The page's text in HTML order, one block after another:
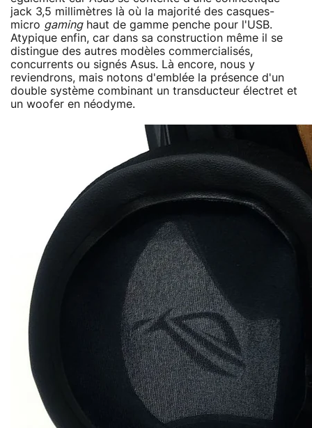
jack 3,5 millimètres là où la majorité des casques-
micro gaminghaut de gamme penche pour l'USB.
Atypique enfin, car dans sa construction même il se
distingue des autres modèles commercialisés,
concurrents ou signés Asus. Là encore, nous y
reviendrons, mais notons d'emblée la présence d'un
double système combinant un transducteur électret et
un woofer en néodyme.